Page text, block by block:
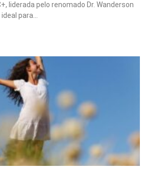
liderada pelo renomado Dr. Wanderson
para…